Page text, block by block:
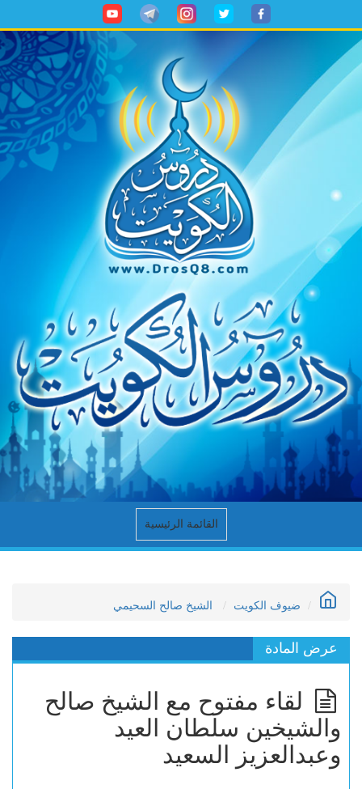
القائمة الرئيسية
ضيوف الكويت الشيخ صالح السحيمي
عرض المادة
لقاء مفتوح مع الشيخ صالح
والشيخين سلطان العيد
وعبدالعزيز السعيد